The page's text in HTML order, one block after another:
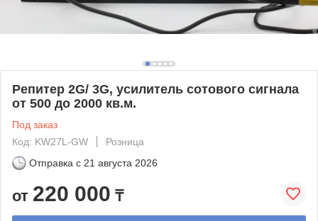
Репитер 2G/ 3G, усилитель сотового сигнала
от 500 до 2000 кв.м.
Под заказ
Код: KW27L-GW
Розница
Отправка с 21 августа 2026
от 220 000 ₸